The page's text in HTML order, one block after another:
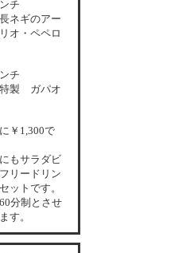
チ
ネギのアー
オ・ペペロ
チ
製 ガパオ
￥1,300で
もサラダビ
リードリン
ットです。
分制とさせ
す。